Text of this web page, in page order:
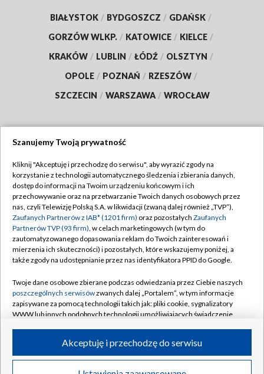
BIAŁYSTOK / BYDGOSZCZ / GDAŃSK /
GORZÓW WLKP. / KATOWICE / KIELCE /
KRAKÓW / LUBLIN / ŁÓDŹ / OLSZTYN /
OPOLE / POZNAŃ / RZESZÓW /
SZCZECIN / WARSZAWA / WROCŁAW
TVP
Abonament TVP
Emisja w TVP
Centrum informacji TVP
Naziemna Telewizja Cyfrowa
Rada Programowa
System NOS
Informacje o nadawcy
Program dla prasy
Regulamin TVP
Polityka prywatności
Moje zgody
Pomoc
Kontakt
Kanały
©2026 Telewizja Polska S.A. w likwidacji
Szanujemy Twoją prywatność
Kliknij "Akceptuję i przechodzę do serwisu", aby wyrazić zgody na
korzystanie z technologii automatycznego śledzenia i zbierania danych,
dostęp do informacji na Twoim urządzeniu końcowym i ich
przechowywanie oraz na przetwarzanie Twoich danych osobowych przez
nas, czyli Telewizję Polską S.A. w likwidacji (zwaną dalej również „TVP”),
Zaufanych Partnerów z IAB* (1201 firm) oraz pozostałych Zaufanych
Partnerów TVP (93 firm), w celach marketingowych (w tym do
zautomatyzowanego dopasowania reklam do Twoich zainteresowań i
mierzenia ich skuteczności) i pozostałych, które wskazujemy poniżej, a
także zgody na udostępnianie przez nas identyfikatora PPID do Google.
Twoje dane osobowe zbierane podczas odwiedzania przez Ciebie naszych
poszczególnych serwisówzwanych dalej „Portalem”, w tym informacje
zapisywane za pomocą technologii takich jak: pliki cookie, sygnalizatory
WWW lub innych podobnych technologii umożliwiających świadczenie
ruchu w Internecie.
Twoje dane osobowe zbierane podczas odwiedzania przez Ciebie
Akceptuję i przechodzę do serwisu